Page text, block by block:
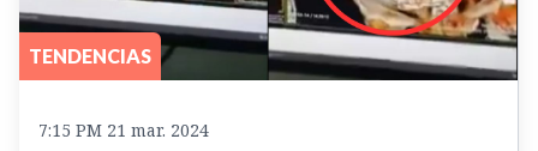
TENDENCIAS
7:15 PM 21 mar. 2024